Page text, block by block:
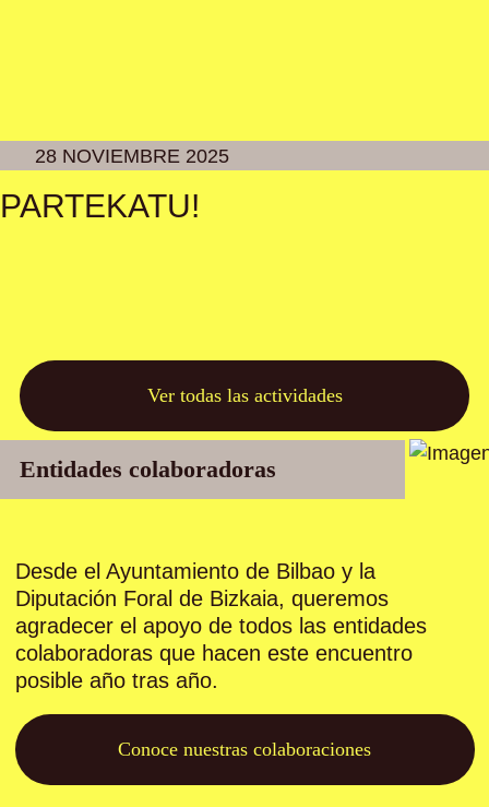
28 NOVIEMBRE 2025
PARTEKATU!
Ver todas las actividades
Entidades colaboradoras
Desde el Ayuntamiento de Bilbao y la
Diputación Foral de Bizkaia, queremos
agradecer el apoyo de todos las entidades
colaboradoras que hacen este encuentro
posible año tras año.
Conoce nuestras colaboraciones